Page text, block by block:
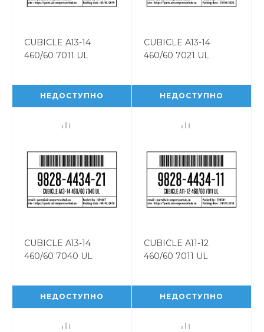
CUBICLE A13-14
460/60 7011 UL
9828443431
НЕДОСТУПНО
CUBICLE A13-14
460/60 7021 UL
9828443422
НЕДОСТУПНО
CUBICLE A13-14
460/60 7040 UL
9828443421
НЕДОСТУПНО
CUBICLE A11-12
460/60 7011 UL
9828443411
НЕДОСТУПНО